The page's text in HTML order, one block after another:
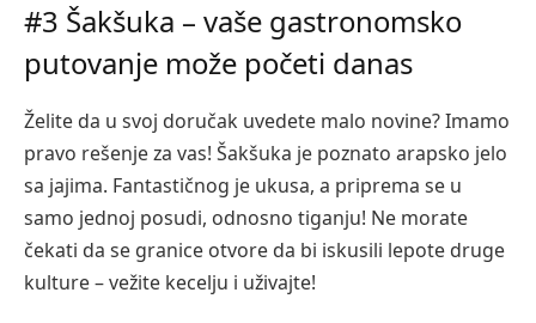
#3 Šakšuka – vaše gastronomsko
putovanje može početi danas
Želite da u svoj doručak uvedete malo novine? Imamo
pravo rešenje za vas! Šakšuka je poznato arapsko jelo
sa jajima. Fantastičnog je ukusa, a priprema se u
samo jednoj posudi, odnosno tiganju! Ne morate
čekati da se granice otvore da bi iskusili lepote druge
kulture – vežite kecelju i uživajte!